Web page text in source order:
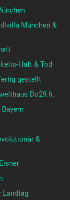
München &
Haft & Tod
gestellt
Do29.6.
&
Landtag